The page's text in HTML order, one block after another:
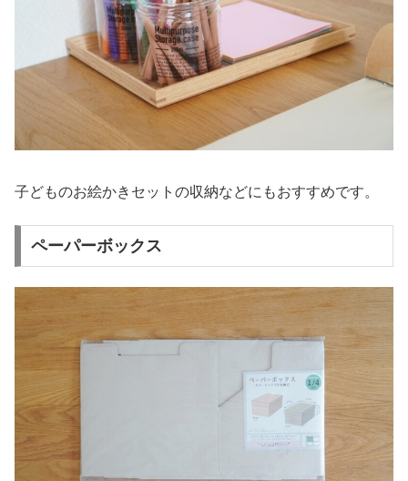
子どものお絵かきセットの収納などにもおすすめです。
ペーパーボックス